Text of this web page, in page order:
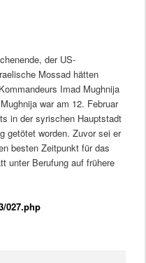
der US-
Mossad hätten
Imad Mughnija
war am 12. Februar
in der syrischen Hauptstadt
getötet worden. Zuvor sei er
besten Zeitpunkt für das
unter Berufung auf frühere
027.php